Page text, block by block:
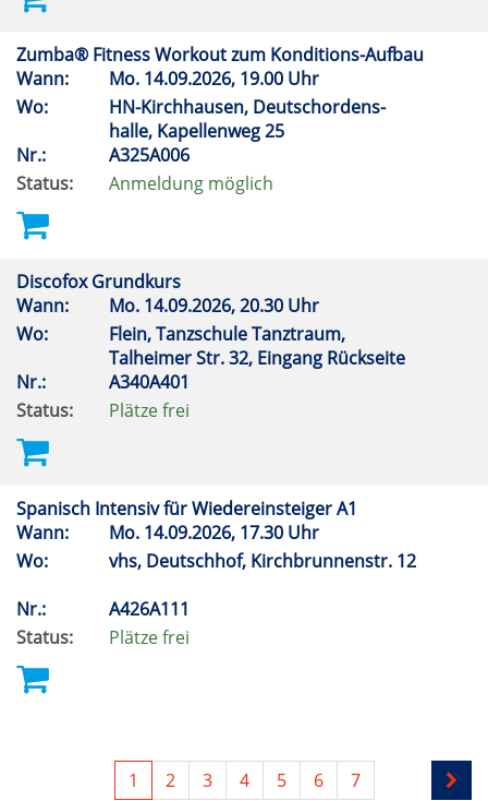
Zumba® Fitness Workout zum Konditions-Aufbau
Wann:
Mo. 14.09.2026, 19.00 Uhr
Wo:
HN-Kirchhausen, Deutschordens-
halle, Kapellenweg 25
Nr.:
A325A006
Status:
Anmeldung möglich
Discofox Grundkurs
Wann:
Mo. 14.09.2026, 20.30 Uhr
Wo:
Flein, Tanzschule Tanztraum,
Talheimer Str. 32, Eingang Rückseite
Nr.:
A340A401
Status:
Plätze frei
Spanisch Intensiv für Wiedereinsteiger A1
Wann:
Mo. 14.09.2026, 17.30 Uhr
Wo:
vhs, Deutschhof, Kirchbrunnenstr. 12
Nr.:
A426A111
Status:
Plätze frei
1 2 3 4 5 6 7